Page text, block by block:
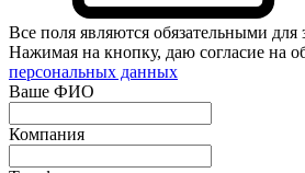
Все поля являются обязательными для
Нажимая на кнопку, даю согласие на
персональных данных
Ваше ФИО
Компания